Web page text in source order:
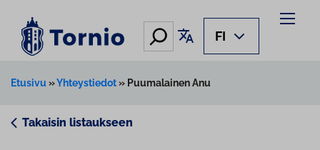
sisältöön
Hae Käännä sivu
FI
Etusivu »Yhteystiedot» Puumalainen Anu
Takaisin listaukseen